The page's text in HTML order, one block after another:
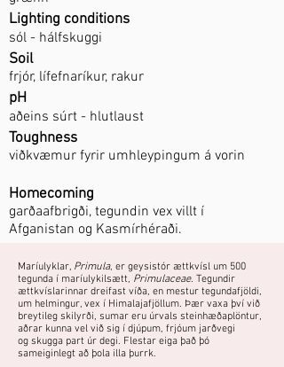
Lighting conditions
sól - hálfskuggi
Soil
frjór, lífefnaríkur, rakur
pH
aðeins súrt - hlutlaust
Toughness
viðkvæmur fyrir umhleypingum á vorin
Homecoming
garðaafbrigði, tegundin vex villt í
Afganistan og Kasmírhéraði.
Maríulyklar, Primula, er geysistór ættkvísl um 500
tegunda í maríulykilsætt, Primulaceae. Tegundir
ættkvíslarinnar dreifast víða, en mestur tegundafjöldi,
um helmingur, vex í Himalajafjöllum. Þær vaxa því við
breytileg skilyrði, sumar eru úrvals steinhæðaplöntur,
aðrar kunna vel við sig í djúpum, frjóum jarðvegi
og skugga part úr degi. Flestar eiga það þó
sameiginlegt að þola illa þurrk.